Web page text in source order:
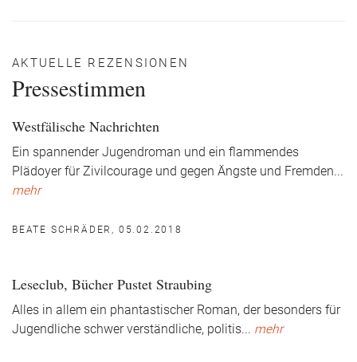
AKTUELLE REZENSIONEN
Pressestimmen
Westfälische Nachrichten
Ein spannender Jugendroman und ein flammendes
Plädoyer für Zivilcourage und gegen Ängste und Fremden...
mehr
BEATE SCHRÄDER, 05.02.2018
Leseclub, Bücher Pustet Straubing
Alles in allem ein phantastischer Roman, der besonders für
Jugendliche schwer verständliche, politis... mehr